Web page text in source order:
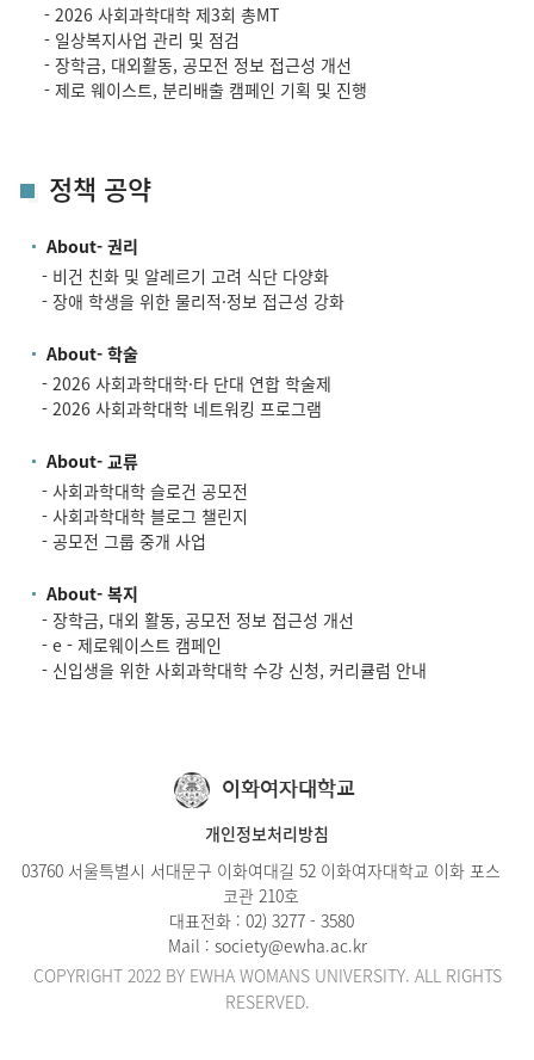
- 2026 사회과학대학 제3회 총MT
- 일상복지사업 관리 및 점검
- 장학금, 대외활동, 공모전 정보 접근성 개선
- 제로 웨이스트, 분리배출 캠페인 기획 및 진행
정책 공약
About- 권리
- 비건 친화 및 알레르기 고려 식단 다양화
- 장애 학생을 위한 물리적·정보 접근성 강화
About- 학술
- 2026 사회과학대학·타 단대 연합 학술제
- 2026 사회과학대학 네트워킹 프로그램
About- 교류
- 사회과학대학 슬로건 공모전
- 사회과학대학 블로그 챌린지
- 공모전 그룹 중개 사업
About- 복지
- 장학금, 대외 활동, 공모전 정보 접근성 개선
- e - 제로웨이스트 캠페인
- 신입생을 위한 사회과학대학 수강 신청, 커리큘럼 안내
이화여자대학교
개인정보처리방침
03760 서울특별시 서대문구 이화여대길 52 이화여자대학교 이화 포스
코관 210호
대표전화 : 02) 3277 - 3580
Mail : society@ewha.ac.kr
COPYRIGHT 2022 BY EWHA WOMANS UNIVERSITY. ALL RIGHTS
RESERVED.